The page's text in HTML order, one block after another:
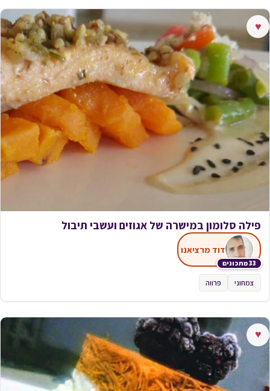
♥
פילה סלומון במישרה של אגוזים ועשבי תיבול
33 מתכונים
דוד מרציאנו
צמחוני פרווה
♥